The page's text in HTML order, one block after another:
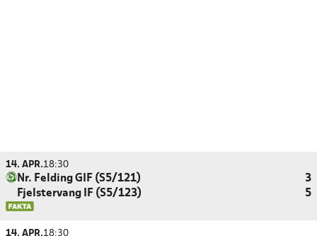
14. APR.18:30
Nr. Felding GIF (S5/121)
3
Fjelstervang IF (S5/123)
5
14. APR.18:30